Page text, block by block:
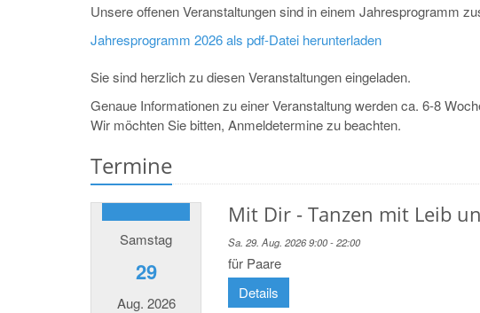
Unsere offenen Veranstaltungen sind in einem Jahresprogramm
Jahresprogramm 2026 als pdf-Datei herunterladen
Sie sind herzlich zu diesen Veranstaltungen eingeladen.
Genaue Informationen zu einer Veranstaltung werden ca. 6-8
Wir möchten Sie bitten, Anmeldetermine zu beachten.
Termine
Samstag
29
Aug. 2026
Mit Dir - Tanzen mit Leib
Sa. 29. Aug. 2026 9:00 - 22:00
für Paare
Details